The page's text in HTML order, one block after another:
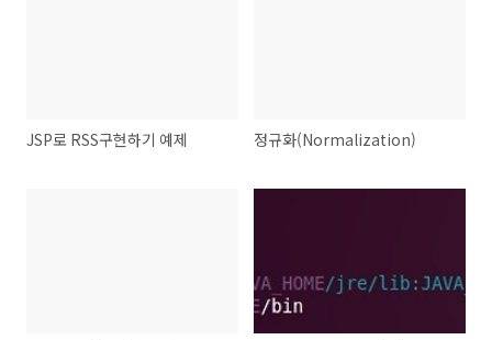
JSP로 RSS구현하기 예제 정규화(Normalization)